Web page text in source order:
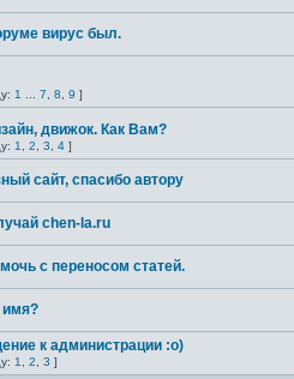
вирус был.
1 7 8 9 ]
движок. Как Вам?
1 2 3 4 ]
сайт, спасибо автору
chen-la.ru
с переносом статей.
имя?
к администрации :o)
1 2 3 ]